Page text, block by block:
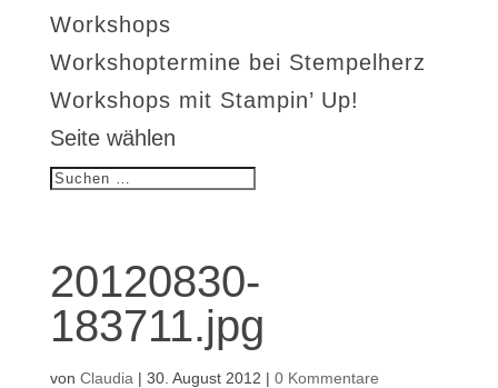
Workshops
Workshoptermine bei Stempelherz
Workshops mit Stampin’ Up!
Seite wählen
20120830-
183711.jpg
von Claudia | 30. August 2012 | 0 Kommentare